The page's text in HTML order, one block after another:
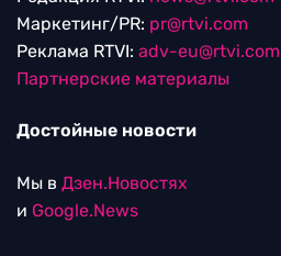
Маркетинг/PR: pr@rtvi.com
Реклама RTVI: adv-eu@rtvi.com
Партнерские материалы
Достойные новости
Мы в Дзен.Новостях
и Google.News